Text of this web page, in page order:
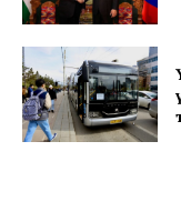
Company